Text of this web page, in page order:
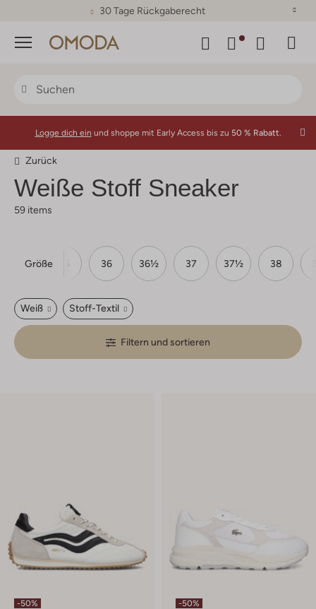
30 Tage Rückgaberecht
Menü
Logge dich ein und shoppe mit Early Access bis zu 50 % Rabatt.
Zurück
Weiße Stoff Sneaker
59 items
Größe
34½ 35 36 36½ 37 37½ 38
Weiß Stoff-Textil
Filtern und sortieren
-50% -50%